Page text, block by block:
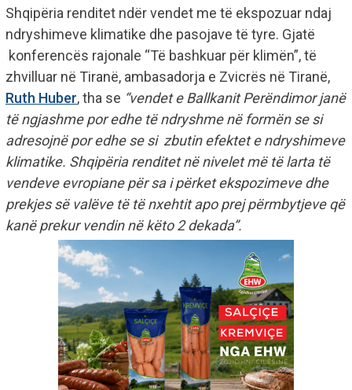
Shqipëria renditet ndër vendet me të ekspozuar ndaj
ndryshimeve klimatike dhe pasojave të tyre. Gjatë
konferencës rajonale “Të bashkuar për klimën”, të
zhvilluar në Tiranë, ambasadorja e Zvicrës në Tiranë,
Ruth Huber, tha se “vendet e Ballkanit Perëndimor janë
të ngjashme por edhe të ndryshme në formën se si
adresojnë por edhe se si zbutin efektet e ndryshimeve
klimatike. Shqipëria renditet në nivelet më të larta të
vendeve evropiane për sa i përket ekspozimeve dhe
prekjes së valëve të të nxehtit apo prej përmbytjeve që
kanë prekur vendin në këto 2 dekada”.